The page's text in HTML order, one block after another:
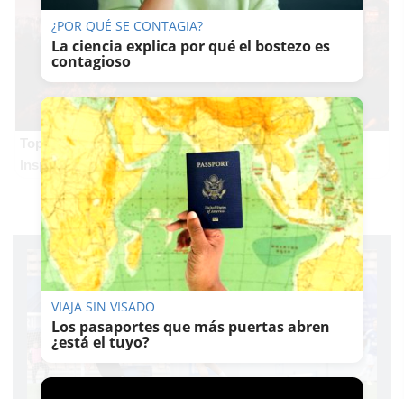
Top 2026: destinos clave
Inspírate y elige tu próximo destino para 2026
¿POR QUÉ SE CONTAGIA?
La ciencia explica por qué el bostezo es
contagioso
VIAJA SIN VISADO
Los pasaportes que más puertas abren
¿está el tuyo?